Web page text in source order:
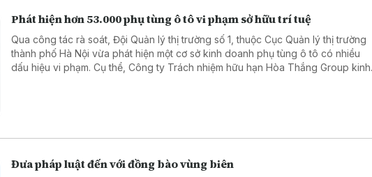
Phát hiện hơn 53.000 phụ tùng ô tô vi phạm sở hữu trí tuệ
Qua công tác rà soát, Đội Quản lý thị trường số 1, thuộc Cục Quản lý thị trường
thành phố Hà Nội vừa phát hiện một cơ sở kinh doanh phụ tùng ô tô có nhiều
dấu hiệu vi phạm. Cụ thể, Công ty Trách nhiệm hữu hạn Hòa Thắng Group kinh
Đưa pháp luật đến với đồng bào vùng biên